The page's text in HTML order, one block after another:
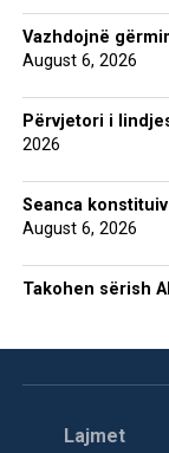
Vazhdojnë
August 6, 2026
Përvjetori i
2026
Seanca
August 6, 2026
Takohen sërish
Lajmet